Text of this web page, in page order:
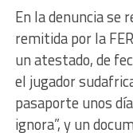
En la denuncia se
remitida por la
un atestado, de
el jugador
pasaporte unos
ignora”, y un